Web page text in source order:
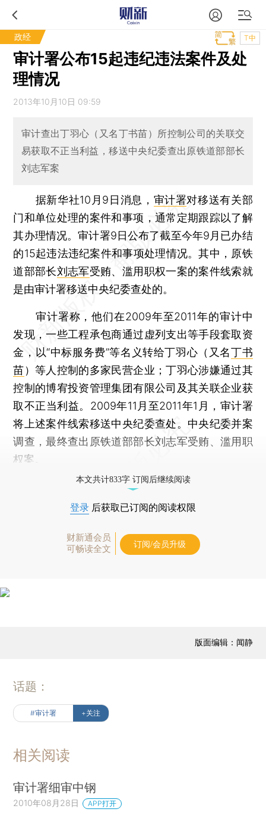
政经 T中
审计署公布15起违纪违法案件及处
理情况
2013年10月10日 09:59
审计查出丁羽心（又名丁书苗）所控制公司的关联交
易获取不正当利益，移送中央纪委查出原铁道部部长
刘志军案
据新华社10月9日消息， 审计署对移送有关部
门和单位处理的案件和事项，通常定期跟踪以了解
其办理情况。审计署9日公布了截至今年9月已办结
的15起违法违纪案件和事项处理情况。其中，原铁
道部部长刘志军受贿、滥用职权一案的案件线索就
是由审计署移送中央纪委查处的。
审计署称，他们在2009年至2011年的审计中
发现，一些工程承包商通过虚列支出等手段套取资
金，以“中标服务费”等名义转给丁羽心（又名丁书
苗）等人控制的多家民营企业；丁羽心涉嫌通过其
控制的博宥投资管理集团有限公司及其关联企业获
取不正当利益。2009年11月至2011年1月，审计署
将上述案件线索移送中央纪委查处。中央纪委并案
调查，最终查出原铁道部部长刘志军受贿、滥用职
权案。
本文共计833字 订阅后继续阅读
登录 后获取已订阅的阅读权限
财新通会员
可畅读全文
订阅/会员升级
版面编辑：闻静
话题：
#审计署 +关注
相关阅读
审计署细审中钢
2010年08月28日 APP打开